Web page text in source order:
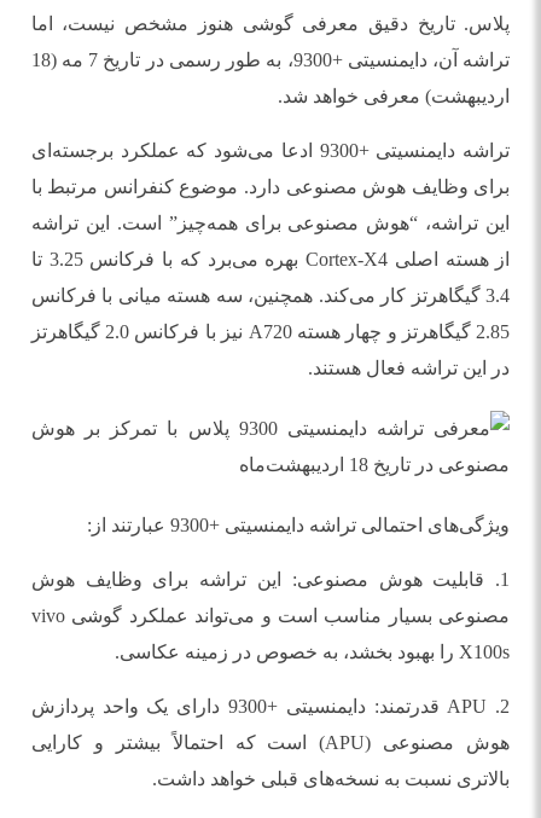
پلاس. تاریخ دقیق معرفی گوشی هنوز مشخص نیست، اما
تراشه آن، دایمنسیتی +9300، به طور رسمی در تاریخ 7 مه (18
اردیبهشت) معرفی خواهد شد.
تراشه دایمنسیتی +9300 ادعا می‌شود که عملکرد برجسته‌ای
برای وظایف هوش مصنوعی دارد. موضوع کنفرانس مرتبط با
این تراشه، “هوش مصنوعی برای همه‌چیز” است. این تراشه
از هسته اصلی Cortex-X4 بهره می‌برد که با فرکانس 3.25 تا
3.4 گیگاهرتز کار می‌کند. همچنین، سه هسته میانی با فرکانس
2.85 گیگاهرتز و چهار هسته A720 نیز با فرکانس 2.0 گیگاهرتز
در این تراشه فعال هستند.
ویژگی‌های احتمالی تراشه دایمنسیتی +9300 عبارتند از:
1. قابلیت هوش مصنوعی: این تراشه برای وظایف هوش
مصنوعی بسیار مناسب است و می‌تواند عملکرد گوشی vivo
X100s را بهبود بخشد، به خصوص در زمینه عکاسی.
2. APU قدرتمند: دایمنسیتی +9300 دارای یک واحد پردازش
هوش مصنوعی (APU) است که احتمالاً بیشتر و کارایی
بالاتری نسبت به نسخه‌های قبلی خواهد داشت.